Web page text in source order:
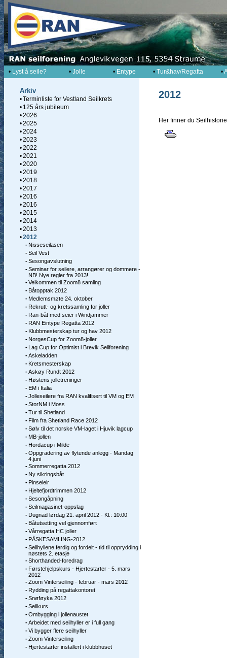
• Lyst å seile? • Jolle • Entype • Tur&hav/Regatta •
Arkiv
•Terminliste for Vestland Seilkrets
• 125 års jubileum
•2026
•2025
•2024
•2023
•2022
•2021
•2020
•2019
•2018
•2017
•2016
•2016
•2015
•2014
•2013
•2012
-Nisseseilasen
-Seil Vest
-Sesongavslutning
-Seminar for seilere, arrangører og dommere -
NB! Nye regler fra 2013!
-Velkommen til Zoom8 samling
-Båtopptak 2012
-Medlemsmøte 24. oktober
-Rekrutt- og kretssamling for joller
-Ran-båt med seier i Windjammer
-RAN Eintype Regatta 2012
-Klubbmesterskap tur og hav 2012
-NorgesCup for Zoom8-joller
-Lag Cup for Optimist i Brevik Seilforening
-Askeladden
-Kretsmesterskap
-Askøy Rundt 2012
-Høstens jolletreninger
-EM i Italia
-Jolleseilere fra RAN kvalifisert til VM og EM
-StorNM i Moss
-Tur til Shetland
-Film fra Shetland Race 2012
-Sølv til det norske VM-laget i Hjuvik lagcup
-MB-jollen
-Hordacup i Milde
-Oppgradering av flytende anlegg - Mandag
4.juni
-Sommerregatta 2012
-Ny sikringsbåt
-Pinseleir
-Hjeltefjordtrimmen 2012
-Sesongåpning
-Seilmagasinet-oppslag
-Dugnad lørdag 21. april 2012 - Kl.: 10:00
-Båtutsetting vel gjennomført
-Vårregatta HC joller
-PÅSKESAMLING-2012
-Seilhyllene ferdig og fordelt - tid til opprydding i
nøstets 2. etasje
-Shorthanded-foredrag
-Førstehjelpskurs - Hjertestarter - 5. mars
2012
-Zoom Vinterseiling - februar - mars 2012
-Rydding på regattakontoret
-Snøføyka 2012
-Seilkurs
-Ombygging i jollenaustet
-Arbeidet med seilhyller er i full gang
-Vi bygger flere seilhyller
-Zoom Vinterseiling
-Hjertestarter installert i klubbhuset
2012
Her finner du